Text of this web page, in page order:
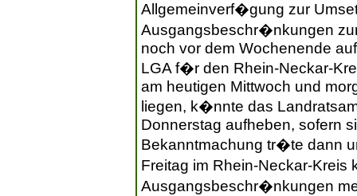
Allgemeinverf�gung zur
Ausgangsbeschr�nkungen
noch vor dem Wochenende
LGA f�r den Rhein-Neckar-
am heutigen Mittwoch und
liegen, k�nnte das
Donnerstag aufheben, sofern
Bekanntmachung tr�te dann
Freitag im Rhein-Neckar-
Ausgangsbeschr�nkungen